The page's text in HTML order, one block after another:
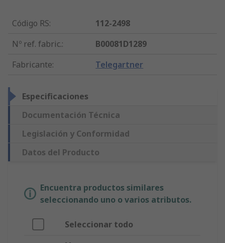
Código RS:
112-2498
Nº ref. fabric.:
B00081D1289
Fabricante: Telegartner
Especificaciones
Documentación Técnica
Legislación y Conformidad
Datos del Producto
Encuentra productos similares
seleccionando uno o varios atributos.
Seleccionar todo